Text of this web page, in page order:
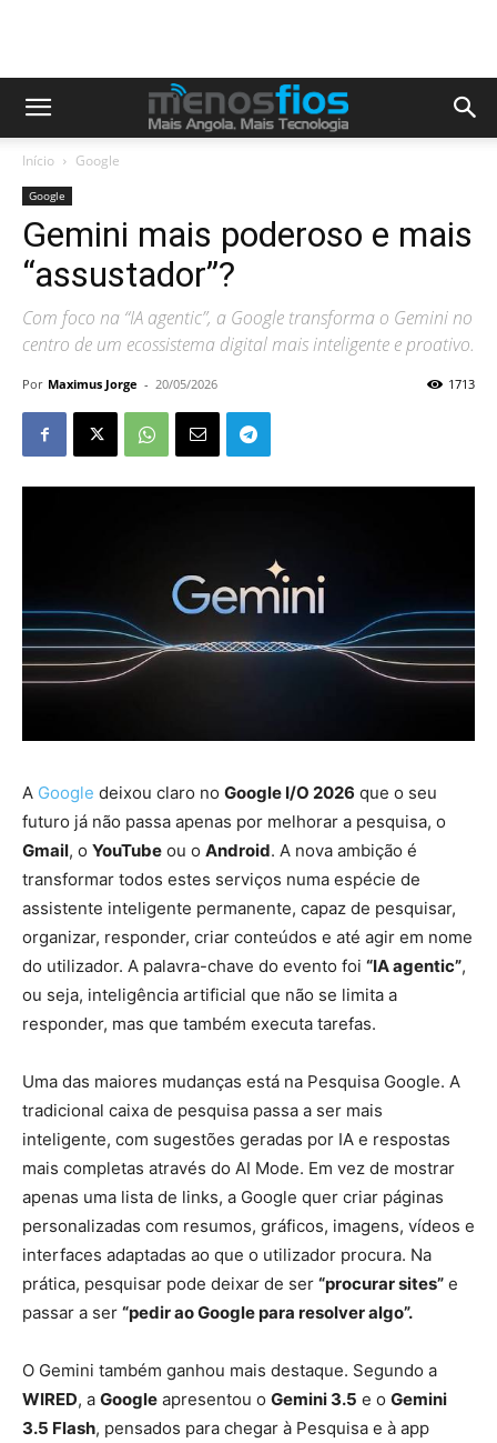
Início Google
Google
Gemini mais poderoso e mais
“assustador”?
Com foco na “IA agentic”, a Google transforma o Gemini no
centro de um ecossistema digital mais inteligente e proativo.
Por Maximus Jorge - 20/05/2026 1713
A Google deixou claro no Google I/O 2026 que o seu
futuro já não passa apenas por melhorar a pesquisa, o
Gmail, o YouTube ou o Android. A nova ambição é
transformar todos estes serviços numa espécie de
assistente inteligente permanente, capaz de pesquisar,
organizar, responder, criar conteúdos e até agir em nome
do utilizador. A palavra-chave do evento foi “IA agentic”,
ou seja, inteligência artificial que não se limita a
responder, mas que também executa tarefas.
Uma das maiores mudanças está na Pesquisa Google. A
tradicional caixa de pesquisa passa a ser mais
inteligente, com sugestões geradas por IA e respostas
mais completas através do AI Mode. Em vez de mostrar
apenas uma lista de links, a Google quer criar páginas
personalizadas com resumos, gráficos, imagens, vídeos e
interfaces adaptadas ao que o utilizador procura. Na
prática, pesquisar pode deixar de ser “procurar sites” e
passar a ser “pedir ao Google para resolver algo”.
O Gemini também ganhou mais destaque. Segundo a
WIRED, a Google apresentou o Gemini 3.5 e o Gemini
3.5 Flash, pensados para chegar à Pesquisa e à app